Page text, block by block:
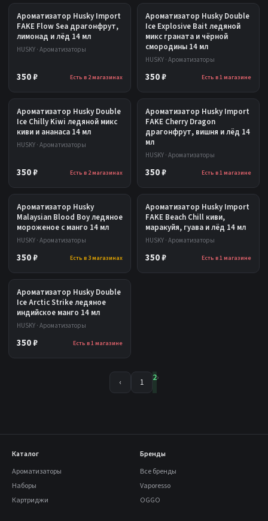
Ароматизатор Husky Import
FAKE Flow Sea драгонфрут,
лимонад и лёд 14 мл
HUSKY · Ароматизаторы
350 ₽ Есть в 2 магазинах
Ароматизатор Husky Double
Ice Explosive Bait ледяной
микс граната и чёрной
смородины 14 мл
HUSKY · Ароматизаторы
350 ₽ Есть в 1 магазине
Ароматизатор Husky Double
Ice Chilly Kiwi ледяной микс
киви и ананаса 14 мл
HUSKY · Ароматизаторы
350 ₽ Есть в 2 магазинах
Ароматизатор Husky Import
FAKE Cherry Dragon
драгонфрут, вишня и лёд 14
мл
HUSKY · Ароматизаторы
350 ₽ Есть в 1 магазине
Ароматизатор Husky
Malaysian Blood Boy ледяное
мороженое с манго 14 мл
HUSKY · Ароматизаторы
350 ₽ Есть в 3 магазинах
Ароматизатор Husky Import
FAKE Beach Chill киви,
маракуйя, гуава и лёд 14 мл
HUSKY · Ароматизаторы
350 ₽ Есть в 1 магазине
Ароматизатор Husky Double
Ice Arctic Strike ледяное
индийское манго 14 мл
HUSKY · Ароматизаторы
350 ₽ Есть в 1 магазине
‹ 1 2›
Каталог
Ароматизаторы
Наборы
Картриджи
Бренды
Все бренды
Vaporesso
OGGO